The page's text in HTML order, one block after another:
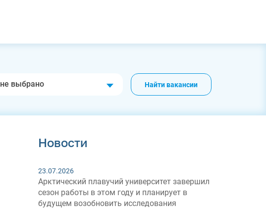
не выбрано Найти вакансии
Новости
23.07.2026
Арктический плавучий университет завершил
сезон работы в этом году и планирует в
будущем возобновить исследования